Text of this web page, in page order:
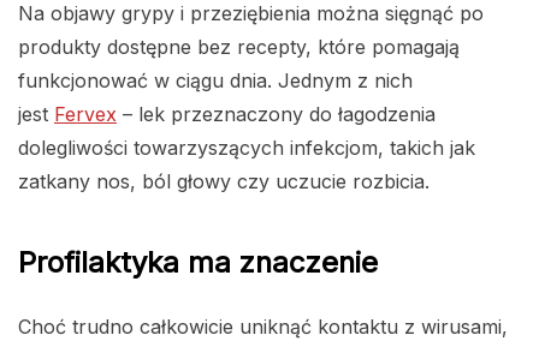
Na objawy grypy i przeziębienia można sięgnąć po
produkty dostępne bez recepty, które pomagają
funkcjonować w ciągu dnia. Jednym z nich
jest Fervex – lek przeznaczony do łagodzenia
dolegliwości towarzyszących infekcjom, takich jak
zatkany nos, ból głowy czy uczucie rozbicia.
Profilaktyka ma znaczenie
Choć trudno całkowicie uniknąć kontaktu z wirusami,